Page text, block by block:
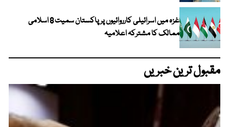
غزہ میں اسرائیلی کارروائیوں پر پاکستان سمیت 8 اسلامی
ممالک کا مشترکہ اعلامیہ
مقبول ترین خبریں